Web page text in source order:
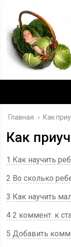
Главная › Как
Как
1 Как научить
2 Во сколько
3 Как научить
4 2 коммент. к
5 Добавить